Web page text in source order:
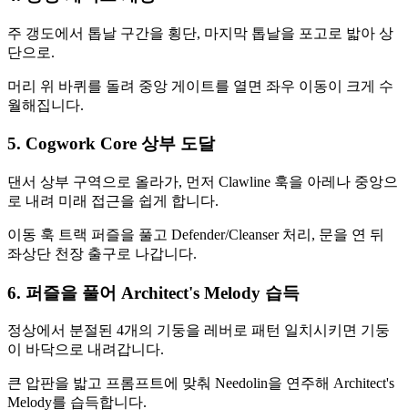
주 갱도에서 톱날 구간을 횡단, 마지막 톱날을 포고로 밟아 상
단으로.
머리 위 바퀴를 돌려 중앙 게이트를 열면 좌우 이동이 크게 수
월해집니다.
5. Cogwork Core 상부 도달
댄서 상부 구역으로 올라가, 먼저 Clawline 훅을 아레나 중앙으
로 내려 미래 접근을 쉽게 합니다.
이동 훅 트랙 퍼즐을 풀고 Defender/Cleanser 처리, 문을 연 뒤
좌상단 천장 출구로 나갑니다.
6. 퍼즐을 풀어 Architect's Melody 습득
정상에서 분절된 4개의 기둥을 레버로 패턴 일치시키면 기둥
이 바닥으로 내려갑니다.
큰 압판을 밟고 프롬프트에 맞춰 Needolin을 연주해 Architect's
Melody를 습득합니다.